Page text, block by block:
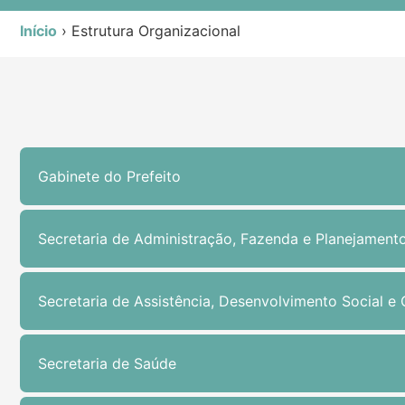
Início › Estrutura Organizacional
Gabinete do Prefeito
Secretaria de Administração, Fazenda e
Secretaria de Assistência, Desenvolvimento Social e
Secretaria de Saúde